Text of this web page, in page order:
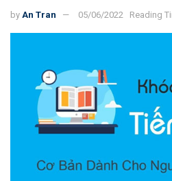
by An Tran 05/06/2022 Reading